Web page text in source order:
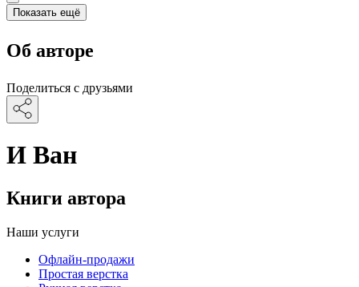
Показать ещё
Об авторе
Поделиться с друзьями
И Ван
Книги автора
Наши услуги
Офлайн-продажи
Простая верстка